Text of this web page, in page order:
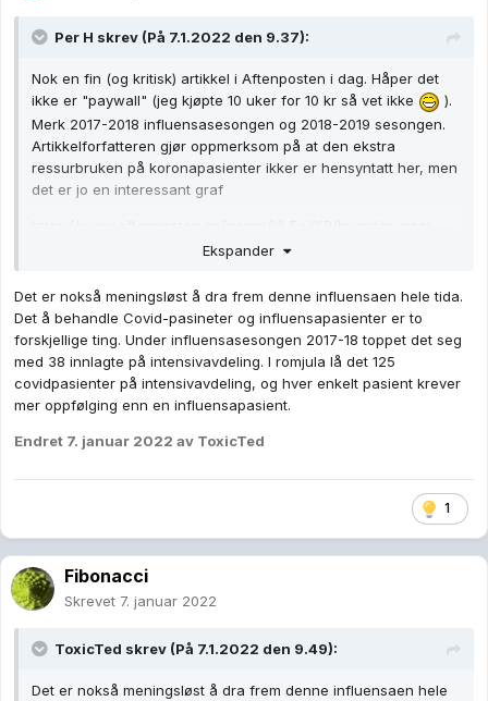
Per H skrev (På 7.1.2022 den 9.37):
Nok en fin (og kritisk) artikkel i Aftenposten i dag. Håper det
ikke er "paywall" (jeg kjøpte 10 uker for 10 kr så vet ikke
).
Merk 2017-2018 influensasesongen og 2018-2019 sesongen.
Artikkelforfatteren gjør oppmerksom på at den ekstra
ressurbruken på koronapasienter ikker er hensyntatt her, men
det er jo en interessant graf
det-egentlig-med-sykehusene-naa-ligger-faerre-pasienter-
Ekspander
Det er nokså meningsløst å dra frem denne influensaen hele tida.
Det å behandle Covid-pasineter og influensapasienter er to
forskjellige ting. Under influensasesongen 2017-18 toppet det seg
med 38 innlagte på intensivavdeling. I romjula lå det 125
covidpasienter på intensivavdeling, og hver enkelt pasient krever
mer oppfølging enn en influensapasient.
Endret 7. januar 2022 av ToxicTed
1
Fibonacci
Skrevet 7. januar 2022
ToxicTed skrev (På 7.1.2022 den 9.49):
Det er nokså meningsløst å dra frem denne influensaen hele